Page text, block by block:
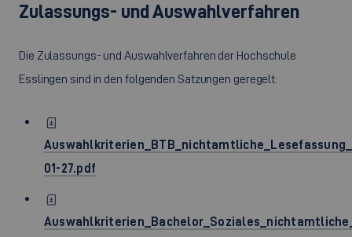
Zulassungs- und Auswahlverfahren
Die Zulassungs- und Auswahlverfahren der Hochschule
Esslingen sind in den folgenden Satzungen geregelt:
01-27.pdf